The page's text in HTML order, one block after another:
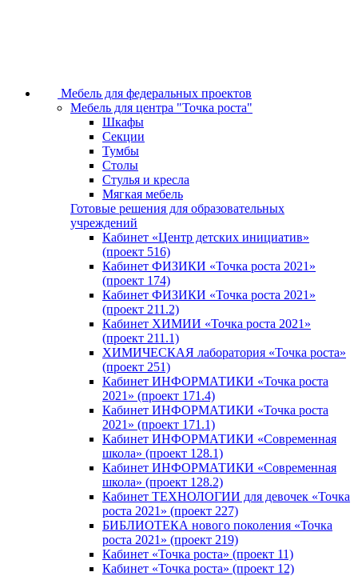
Мебель для федеральных проектов
Мебель для центра "Точка роста"
Шкафы
Секции
Тумбы
Столы
Стулья и кресла
Мягкая мебель
Готовые решения для образовательных
учреждений
Кабинет «Центр детских инициатив»
(проект 516)
Кабинет ФИЗИКИ «Точка роста 2021»
(проект 174)
Кабинет ФИЗИКИ «Точка роста 2021»
(проект 211.2)
Кабинет ХИМИИ «Точка роста 2021»
(проект 211.1)
ХИМИЧЕСКАЯ лаборатория «Точка роста»
(проект 251)
Кабинет ИНФОРМАТИКИ «Точка роста
2021» (проект 171.4)
Кабинет ИНФОРМАТИКИ «Точка роста
2021» (проект 171.1)
Кабинет ИНФОРМАТИКИ «Современная
школа» (проект 128.1)
Кабинет ИНФОРМАТИКИ «Современная
школа» (проект 128.2)
Кабинет ТЕХНОЛОГИИ для девочек «Точка
роста 2021» (проект 227)
БИБЛИОТЕКА нового поколения «Точка
роста 2021» (проект 219)
Кабинет «Точка роста» (проект 11)
Кабинет «Точка роста» (проект 12)